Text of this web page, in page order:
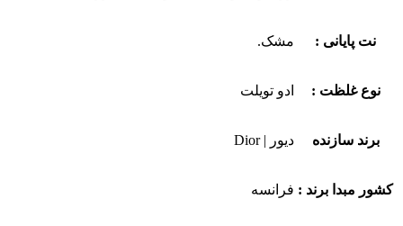
نت پایانی : مشک.
نوع غلظت : ادو تویلت
برند سازنده دیور | Dior
کشور مبدا برند : فرانسه